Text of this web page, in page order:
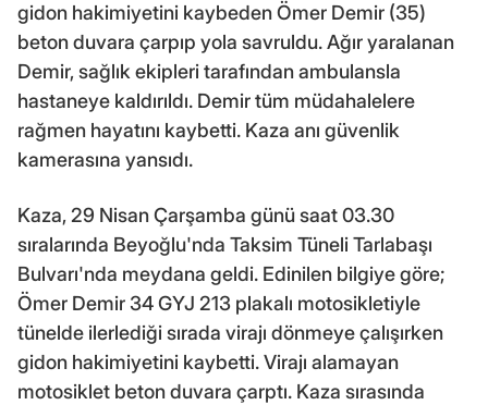
gidon hakimiyetini kaybeden Ömer Demir (35)
beton duvara çarpıp yola savruldu. Ağır yaralanan
Demir, sağlık ekipleri tarafından ambulansla
hastaneye kaldırıldı. Demir tüm müdahalelere
rağmen hayatını kaybetti. Kaza anı güvenlik
kamerasına yansıdı.
Kaza, 29 Nisan Çarşamba günü saat 03.30
sıralarında Beyoğlu'nda Taksim Tüneli Tarlabaşı
Bulvarı'nda meydana geldi. Edinilen bilgiye göre;
Ömer Demir 34 GYJ 213 plakalı motosikletiyle
tünelde ilerlediği sırada virajı dönmeye çalışırken
gidon hakimiyetini kaybetti. Virajı alamayan
motosiklet beton duvara çarptı. Kaza sırasında